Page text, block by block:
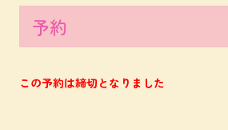
予約
この予約は締切となりました